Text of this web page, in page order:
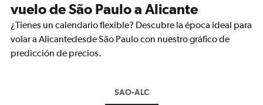
vuelo de São Paulo a Alicante
¿Tienes un calendario flexible? Descubre la época ideal para
volar a Alicantedesde São Paulo con nuestro gráfico de
predicción de precios.
SAO-ALC